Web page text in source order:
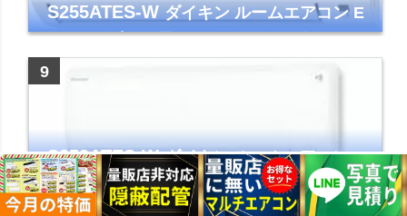
S255ATES-Wダイキン ルームエアコン E
シリーズ 主に8畳用 ホワイト 2025年モデル
S253ATES-Wダイキン ルームエアコン E
シリーズ おもに8畳 ホワイト 2023年モデル
ストリーマ